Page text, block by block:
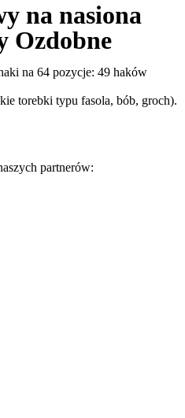
na nasiona
Ozdobne
na 64 pozycje: 49 haków
torebki typu fasola, bób, groch).
partnerów: